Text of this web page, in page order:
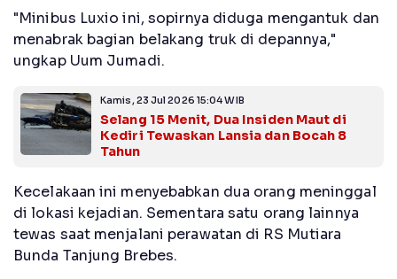
"Minibus Luxio ini, sopirnya diduga mengantuk dan
menabrak bagian belakang truk di depannya,"
ungkap Uum Jumadi.
Kamis, 23 Jul 2026 15:04 WIB
Selang 15 Menit, Dua Insiden Maut di
Kediri Tewaskan Lansia dan Bocah 8
Tahun
Kecelakaan ini menyebabkan dua orang meninggal
di lokasi kejadian. Sementara satu orang lainnya
tewas saat menjalani perawatan di RS Mutiara
Bunda Tanjung Brebes.